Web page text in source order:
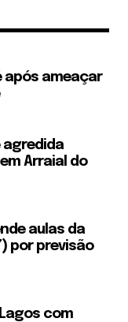
após ameaçar
agredida
Arraial do
aulas da
por previsão
com